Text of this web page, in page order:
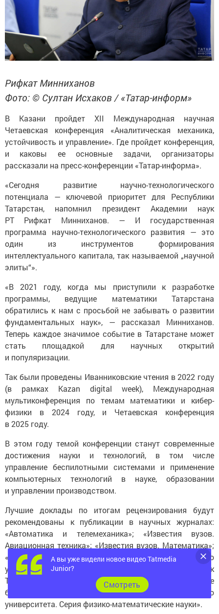
Рифкат Минниханов
Фото: © Султан Исхаков / «Татар-информ»
В Казани пройдет XII Международная научная
Четаевская конференция «Аналитическая механика,
устойчивость и управление». Где пройдет конференция,
и каковы ее основные задачи, организаторы
рассказали на пресс-конференции «Татар-информа».
«Сегодня развитие научно-технологического
потенциала — ключевой приоритет для Республики
Татарстан, напомнил президент Академии наук
РТ Рифкат Минниханов. — И государственная
программа научно-технологического развития — это
один из инструментов формирования
интеллектуального капитала, так называемой „научной
элиты“».
«В 2021 году, когда мы приступили к разработке
программы, ведущие математики Татарстана
обратились к нам с просьбой не забывать о развитии
фундаментальных наук», — рассказал Минниханов.
Теперь каждое значимое событие в Татарстане может
стать площадкой для научных открытий
и популяризации.
Так были проведены Иванниковские чтения в 2022 году
(в рамках Kazan digital week), Международная
мультиконференция по темам математики и кибер-
физики в 2024 году, и Четаевская конференция
в 2025 году.
В этом году темой конференции станут современные
достижения науки и технологий, в том числе
управление беспилотными системами и применение
компьютерных технологий в науке, образовании
и управлении производством.
Лучшие доклады по итогам рецензирования будут
рекомендованы к публикации в научных журналах:
«Автоматика и телемеханика»; «Известия вузов.
Авиационная техника»; «Известия вузов. Математика»;
«Вестник Казанского государственного технического
университета им. А. Н. Туполева»; «Вестник
Технологического университета»; «Электронные
библиотеки»; «Ученые записки Казанского
университета. Серия физико-математические науки».
А вы уже видели новое видео Tatmedia
Junior?
Cмотреть